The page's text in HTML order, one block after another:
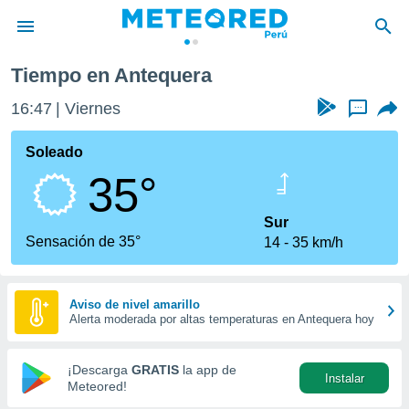
de
ha sido
calidad.
a este
las
y
forma
digital
basada
Tiempo en Antequera
16:47 Viernes ...
Soleado
35°
Sensación de 35°
Sur
14
35 km/h
Aviso de nivel amarillo
Alerta moderada por altas temperaturas en Antequera hoy
¡Descarga GRATIS la app de
Meteored!
Instalar